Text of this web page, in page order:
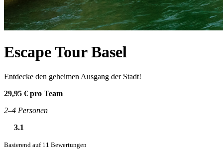
Escape Tour Basel
Entdecke den geheimen Ausgang der Stadt!
29,95 € pro Team
2–4 Personen
3.1
Basierend auf 11 Bewertungen